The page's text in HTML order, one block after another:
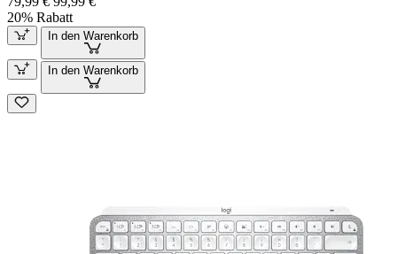
20% Rabatt
In den Warenkorb
In den Warenkorb